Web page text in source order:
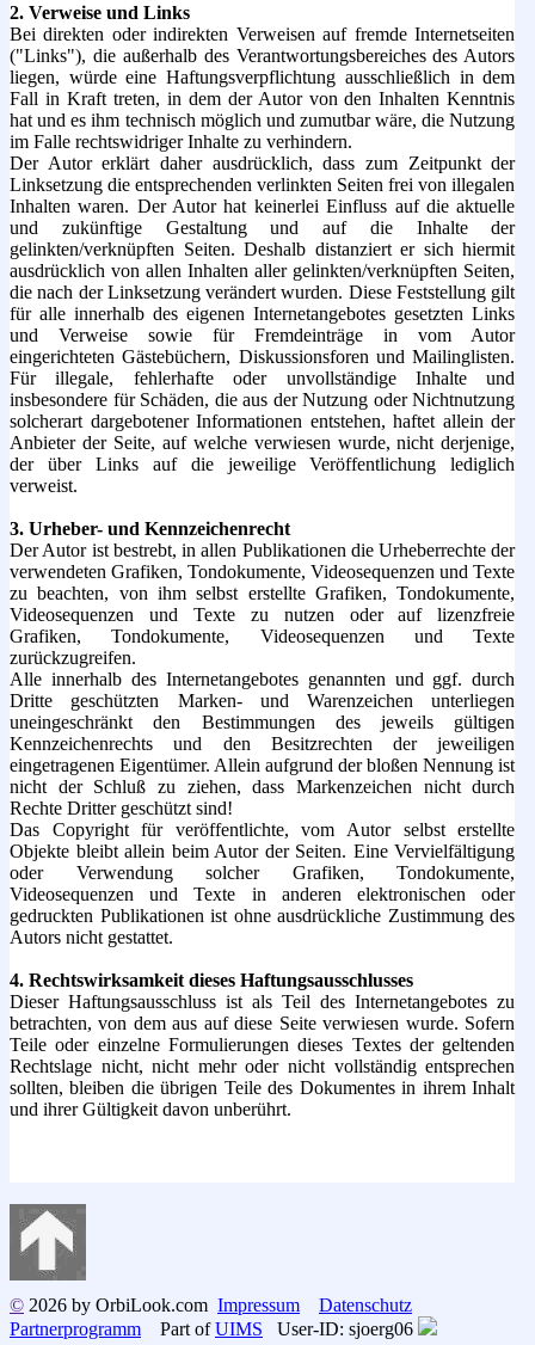
2. Verweise und Links
Bei direkten oder indirekten Verweisen auf fremde Internetseiten
("Links"), die außerhalb des Verantwortungsbereiches des Autors
liegen, würde eine Haftungsverpflichtung ausschließlich in dem
Fall in Kraft treten, in dem der Autor von den Inhalten Kenntnis
hat und es ihm technisch möglich und zumutbar wäre, die Nutzung
im Falle rechtswidriger Inhalte zu verhindern.
Der Autor erklärt daher ausdrücklich, dass zum Zeitpunkt der
Linksetzung die entsprechenden verlinkten Seiten frei von illegalen
Inhalten waren. Der Autor hat keinerlei Einfluss auf die aktuelle
und zukünftige Gestaltung und auf die Inhalte der
gelinkten/verknüpften Seiten. Deshalb distanziert er sich hiermit
ausdrücklich von allen Inhalten aller gelinkten/verknüpften Seiten,
die nach der Linksetzung verändert wurden. Diese Feststellung gilt
für alle innerhalb des eigenen Internetangebotes gesetzten Links
und Verweise sowie für Fremdeinträge in vom Autor
eingerichteten Gästebüchern, Diskussionsforen und Mailinglisten.
Für illegale, fehlerhafte oder unvollständige Inhalte und
insbesondere für Schäden, die aus der Nutzung oder Nichtnutzung
solcherart dargebotener Informationen entstehen, haftet allein der
Anbieter der Seite, auf welche verwiesen wurde, nicht derjenige,
der über Links auf die jeweilige Veröffentlichung lediglich
verweist.
3. Urheber- und Kennzeichenrecht
Der Autor ist bestrebt, in allen Publikationen die Urheberrechte der
verwendeten Grafiken, Tondokumente, Videosequenzen und Texte
zu beachten, von ihm selbst erstellte Grafiken, Tondokumente,
Videosequenzen und Texte zu nutzen oder auf lizenzfreie
Grafiken, Tondokumente, Videosequenzen und Texte
zurückzugreifen.
Alle innerhalb des Internetangebotes genannten und ggf. durch
Dritte geschützten Marken- und Warenzeichen unterliegen
uneingeschränkt den Bestimmungen des jeweils gültigen
Kennzeichenrechts und den Besitzrechten der jeweiligen
eingetragenen Eigentümer. Allein aufgrund der bloßen Nennung ist
nicht der Schluß zu ziehen, dass Markenzeichen nicht durch
Rechte Dritter geschützt sind!
Das Copyright für veröffentlichte, vom Autor selbst erstellte
Objekte bleibt allein beim Autor der Seiten. Eine Vervielfältigung
oder Verwendung solcher Grafiken, Tondokumente,
Videosequenzen und Texte in anderen elektronischen oder
gedruckten Publikationen ist ohne ausdrückliche Zustimmung des
Autors nicht gestattet.
4. Rechtswirksamkeit dieses Haftungsausschlusses
Dieser Haftungsausschluss ist als Teil des Internetangebotes zu
betrachten, von dem aus auf diese Seite verwiesen wurde. Sofern
Teile oder einzelne Formulierungen dieses Textes der geltenden
Rechtslage nicht, nicht mehr oder nicht vollständig entsprechen
sollten, bleiben die übrigen Teile des Dokumentes in ihrem Inhalt
und ihrer Gültigkeit davon unberührt.
© 2026 by OrbiLook.com Impressum
Datenschutz
Partnerprogramm Part ofUIMS User-ID: sjoerg06